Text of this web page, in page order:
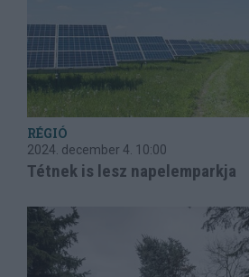
RÉGIÓ
2024. december 4. 10:00
Tétnek is lesz napelemparkja